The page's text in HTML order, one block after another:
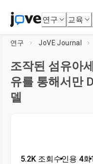
연구 교육
연구 JoVE Journal
조작된 섬유아
유를 통해서만
델
5.2K 조회수•인용 4회•